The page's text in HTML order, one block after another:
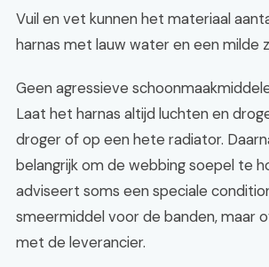
Vuil en vet kunnen het materiaal
harnas met lauw water en een milde
Geen agressieve
Laat het harnas altijd luchten en
droger of op een hete radiator.
belangrijk om de webbing soepel te
adviseert soms een speciale
smeermiddel voor de banden, maar
met de leverancier.